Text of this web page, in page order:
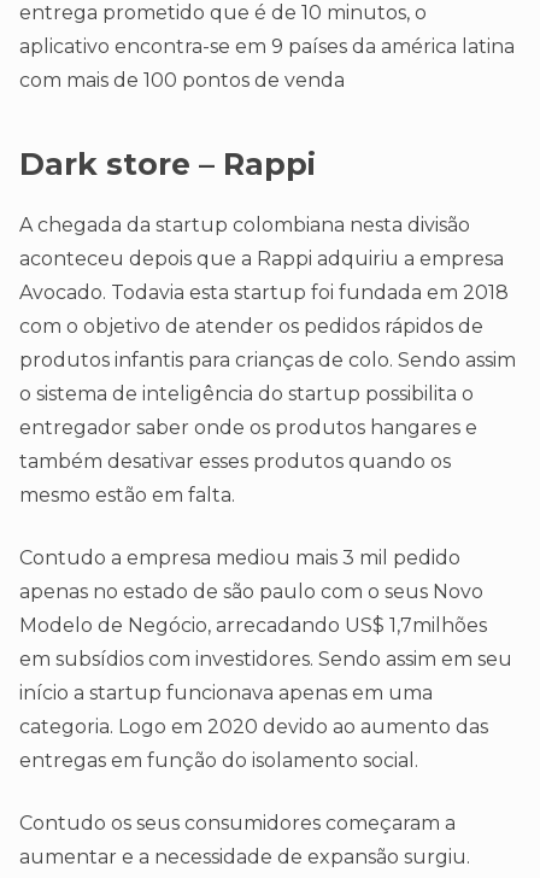
entrega prometido que é de 10 minutos, o
aplicativo encontra-se em 9 países da américa latina
com mais de 100 pontos de venda
Dark store – Rappi
A chegada da startup colombiana nesta divisão
aconteceu depois que a Rappi adquiriu a empresa
Avocado. Todavia esta startup foi fundada em 2018
com o objetivo de atender os pedidos rápidos de
produtos infantis para crianças de colo. Sendo assim
o sistema de inteligência do startup possibilita o
entregador saber onde os produtos hangares e
também desativar esses produtos quando os
mesmo estão em falta.
Contudo a empresa mediou mais 3 mil pedido
apenas no estado de são paulo com o seus Novo
Modelo de Negócio, arrecadando US$ 1,7milhões
em subsídios com investidores. Sendo assim em seu
início a startup funcionava apenas em uma
categoria. Logo em 2020 devido ao aumento das
entregas em função do isolamento social.
Contudo os seus consumidores começaram a
aumentar e a necessidade de expansão surgiu.